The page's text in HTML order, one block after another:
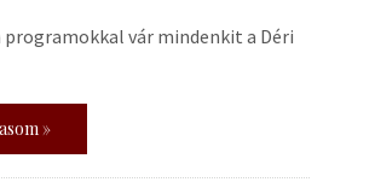
programokkal vár mindenkit a Déri
»